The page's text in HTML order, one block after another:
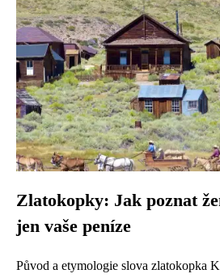
Zlatokopky: Jak poznat
jen vaše peníze
Původ a etymologie slova zlatokopka